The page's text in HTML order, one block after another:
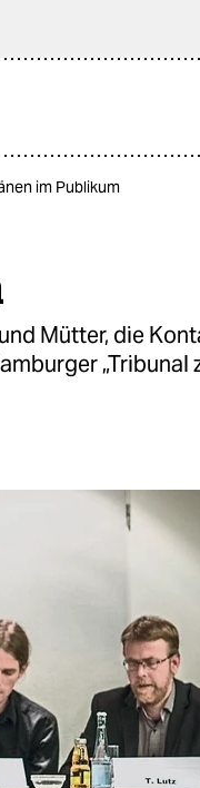
im Publikum
Mütter, die
„Tribunal